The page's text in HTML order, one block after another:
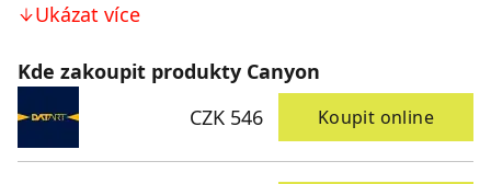
Ukázat více
Kde zakoupit produkty Canyon
CZK 546
Koupit online